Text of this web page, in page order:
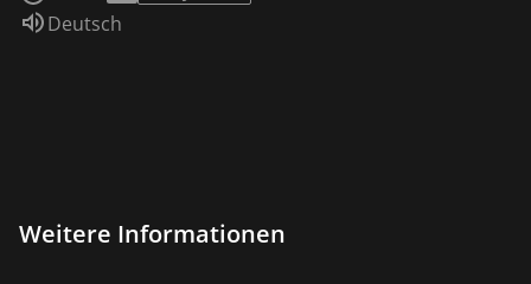
Sprache:
Deutsch
Weitere Informationen